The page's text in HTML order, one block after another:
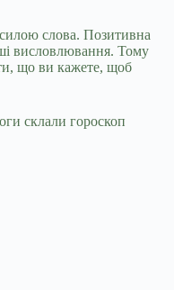
слова. Позитивна
висловлювання. Тому
що ви кажете, щоб
склали гороскоп